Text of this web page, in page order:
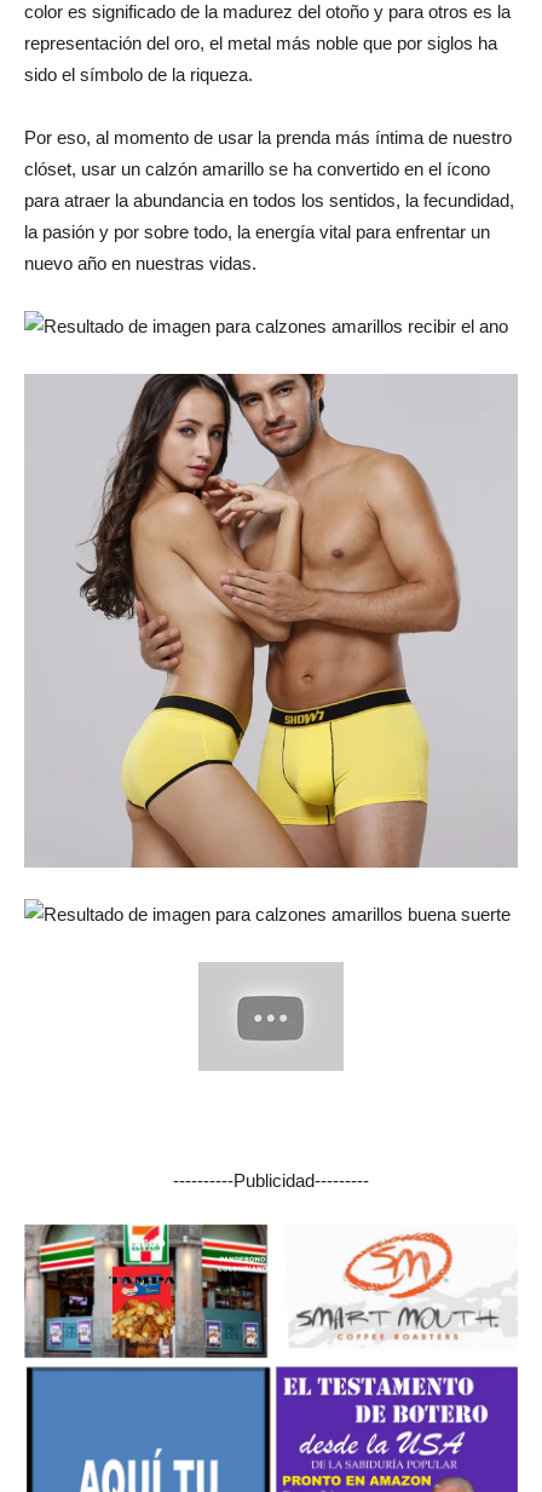
color es significado de la madurez del otoño y para otros es la
representación del oro, el metal más noble que por siglos ha
sido el símbolo de la riqueza.
Por eso, al momento de usar la prenda más íntima de nuestro
clóset, usar un calzón amarillo se ha convertido en el ícono
para atraer la abundancia en todos los sentidos, la fecundidad,
la pasión y por sobre todo, la energía vital para enfrentar un
nuevo año en nuestras vidas.
----------Publicidad---------